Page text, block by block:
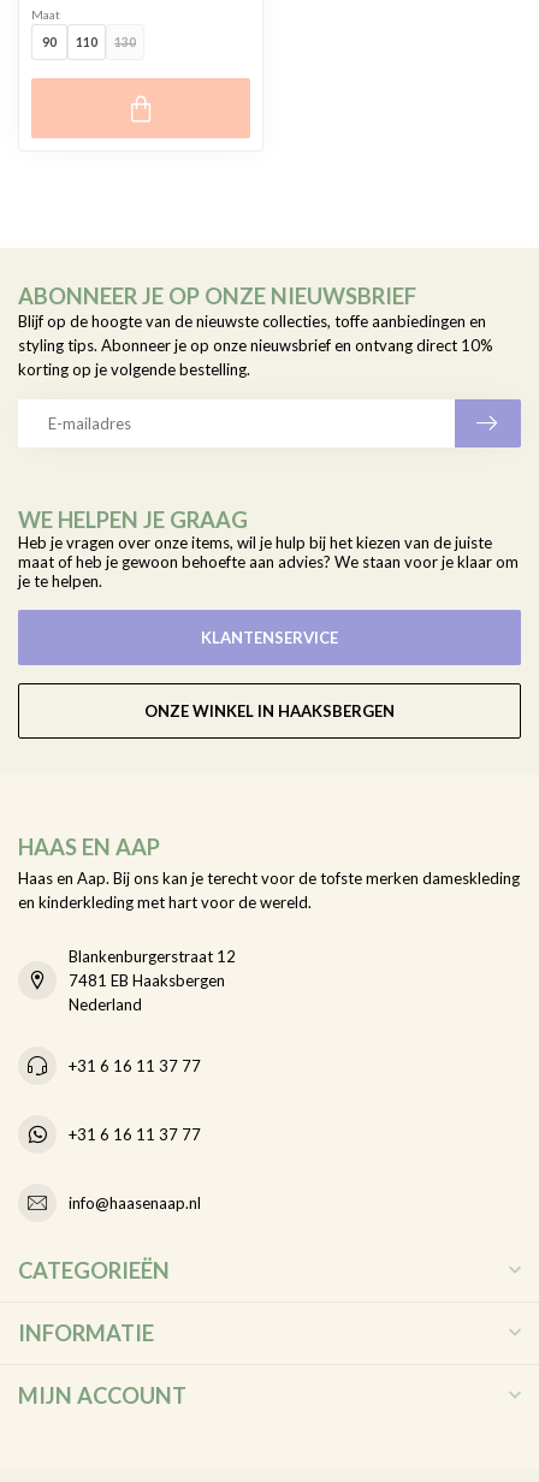
Maat
90
110 130
WE HELPEN JE GRAAG
Heb je vragen over onze items, wil je hulp bij het kiezen van de juiste
maat of heb je gewoon behoefte aan advies? We staan voor je klaar om
je te helpen.
KLANTENSERVICE
ONZE WINKEL IN HAAKSBERGEN
ABONNEER JE OP ONZE NIEUWSBRIEF
Blijf op de hoogte van de nieuwste collecties, toffe aanbiedingen en
styling tips. Abonneer je op onze nieuwsbrief en ontvang direct 10%
korting op je volgende bestelling.
HAAS EN AAP
Haas en Aap. Bij ons kan je terecht voor de tofste merken dameskleding
en kinderkleding met hart voor de wereld.
Blankenburgerstraat 12
7481 EB Haaksbergen
Nederland
+31 6 16 11 37 77
+31 6 16 11 37 77
info@haasenaap.nl
CATEGORIEËN
INFORMATIE
MIJN ACCOUNT